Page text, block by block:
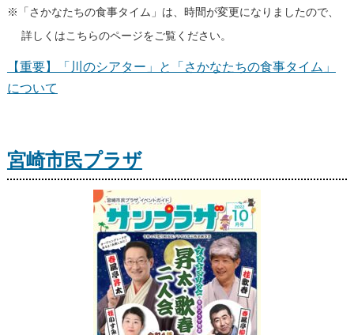
※「さかなたちの食事タイム」は、時間が変更になりましたので、
詳しくはこちらのページをご覧ください。
【重要】「川のシアター」と「さかなたちの食事タイム」
について
宮崎市民プラザ